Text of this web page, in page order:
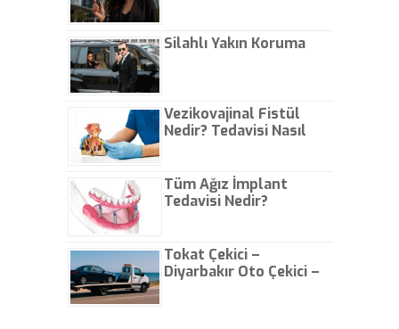
Silahlı Yakın Koruma
Vezikovajinal Fistül
Nedir? Tedavisi Nasıl
Tüm Ağız İmplant
Tedavisi Nedir?
Tokat Çekici –
Diyarbakır Oto Çekici –